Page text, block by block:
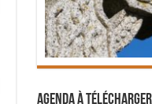
Agenda à télécharger